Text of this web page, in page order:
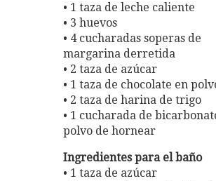
• 1 taza de leche caliente
• 3 huevos
• 4 cucharadas soperas de
margarina derretida
• 2 taza de azúcar
• 1 taza de chocolate en
• 2 taza de harina de trigo
• 1 cucharada de
polvo de hornear
Ingredientes para el baño
• 1 taza de azúcar